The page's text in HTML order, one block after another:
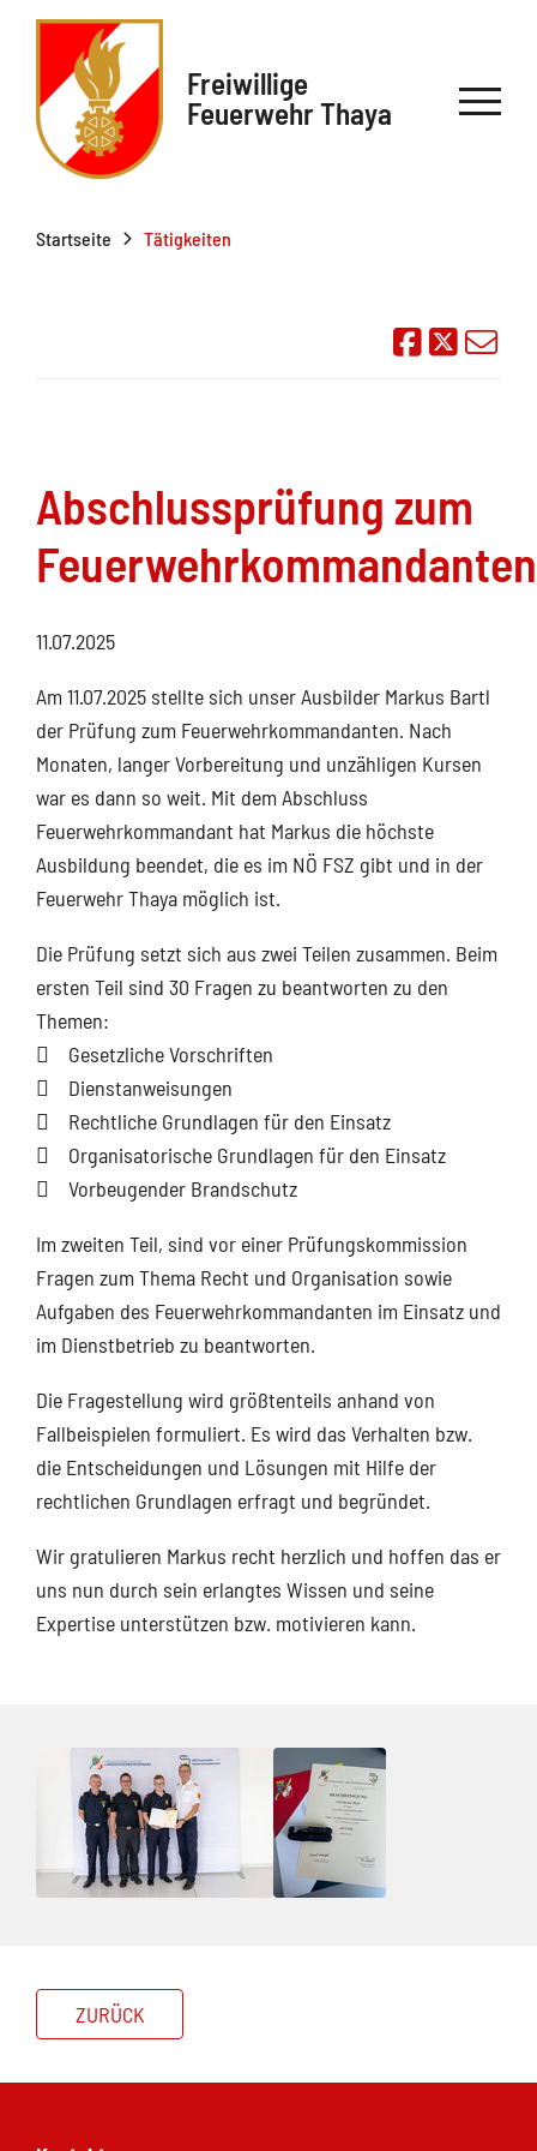
Freiwillige
Feuerwehr Thaya
Startseite Tätigkeiten
Auf
Abschlussprüfung zum
Feuerwehrkommandanten
11.07.2025
Am 11.07.2025 stellte sich unser Ausbilder Markus Bartl
der Prüfung zum Feuerwehrkommandanten. Nach
Monaten, langer Vorbereitung und unzähligen Kursen
war es dann so weit. Mit dem Abschluss
Feuerwehrkommandant hat Markus die höchste
Ausbildung beendet, die es im NÖ FSZ gibt und in der
Feuerwehr Thaya möglich ist.
Die Prüfung setzt sich aus zwei Teilen zusammen. Beim
ersten Teil sind 30 Fragen zu beantworten zu den
Themen:
 Gesetzliche Vorschriften
 Dienstanweisungen
 Rechtliche Grundlagen für den Einsatz
 Organisatorische Grundlagen für den Einsatz
 Vorbeugender Brandschutz
Im zweiten Teil, sind vor einer Prüfungskommission
Fragen zum Thema Recht und Organisation sowie
Aufgaben des Feuerwehrkommandanten im Einsatz und
im Dienstbetrieb zu beantworten.
Die Fragestellung wird größtenteils anhand von
Fallbeispielen formuliert. Es wird das Verhalten bzw.
die Entscheidungen und Lösungen mit Hilfe der
rechtlichen Grundlagen erfragt und begründet.
Wir gratulieren Markus recht herzlich und hoffen das er
uns nun durch sein erlangtes Wissen und seine
Expertise unterstützen bzw. motivieren kann.
ZURÜCK